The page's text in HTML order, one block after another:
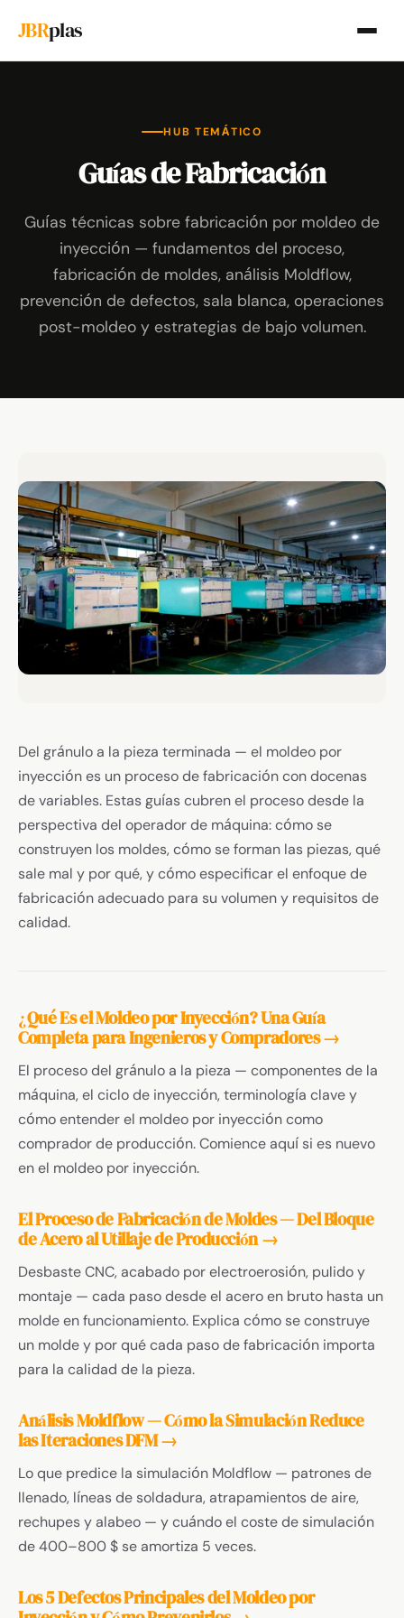
JBRplas
HUB TEMÁTICO
Guías de Fabricación
Guías técnicas sobre fabricación por moldeo de
inyección — fundamentos del proceso,
fabricación de moldes, análisis Moldflow,
prevención de defectos, sala blanca, operaciones
post-moldeo y estrategias de bajo volumen.
Del gránulo a la pieza terminada — el moldeo por
inyección es un proceso de fabricación con docenas
de variables. Estas guías cubren el proceso desde la
perspectiva del operador de máquina: cómo se
construyen los moldes, cómo se forman las piezas, qué
sale mal y por qué, y cómo especificar el enfoque de
fabricación adecuado para su volumen y requisitos de
calidad.
¿Qué Es el Moldeo por Inyección? Una Guía
Completa para Ingenieros y Compradores →
El proceso del gránulo a la pieza — componentes de la
máquina, el ciclo de inyección, terminología clave y
cómo entender el moldeo por inyección como
comprador de producción. Comience aquí si es nuevo
en el moldeo por inyección.
El Proceso de Fabricación de Moldes — Del Bloque
de Acero al Utillaje de Producción →
Desbaste CNC, acabado por electroerosión, pulido y
montaje — cada paso desde el acero en bruto hasta un
molde en funcionamiento. Explica cómo se construye
un molde y por qué cada paso de fabricación importa
para la calidad de la pieza.
Análisis Moldflow — Cómo la Simulación Reduce
las Iteraciones DFM →
Lo que predice la simulación Moldflow — patrones de
llenado, líneas de soldadura, atrapamientos de aire,
rechupes y alabeo — y cuándo el coste de simulación
de 400–800 $ se amortiza 5 veces.
Los 5 Defectos Principales del Moldeo por